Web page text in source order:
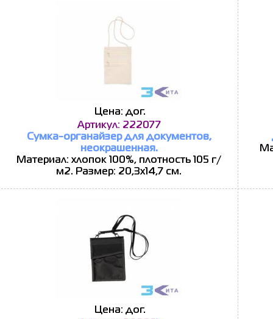
Цена: дог.
Артикул: 222077
Сумка-органайзер для документов,
неокрашенная.
Материал: хлопок 100%, плотность 105 г/
м2. Размер: 20,3х14,7 см.
Цена: дог.